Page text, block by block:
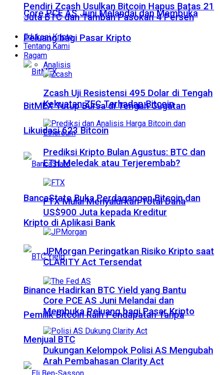
Core PCE AS Juni Melandai dan Membuka
Peluang bagi Pasar Kripto
BitMEX Tutup Bursa di Tengah Gugatan
Likuidasi 623 Bitcoin
BancaStato Buka Perdagangan Bitcoin dan
Kripto di Aplikasi Bank
Binance Hadirkan BTC Yield yang Bantu
Pemilik Bitcoin Raih Pendapatan Tanpa
Menjual BTC
Pendiri Zcash Usulkan Bitcoin Hapus Batas 21
Juta BTC dan Tambah Pasokan 4 Persen
Edukasi Kripto
Tentang Kami
Ragam
Analisis
Zcash Uji Resistensi 495 Dolar di Tengah
Kekuatan ZEC Terhadap Bitcoin
Prediksi Kripto Bulan Agustus: BTC dan
ETH Meledak atau Terjerembab?
FTX Mulai Menyalurkan Total Dana
US$900 Juta kepada Kreditur
JPMorgan Peringatkan Risiko Kripto saat
CLARITY Act Tersendat
Core PCE AS Juni Melandai dan
Membuka Peluang bagi Pasar Kripto
Dukungan Kelompok Polisi AS Mengubah
Arah Pembahasan Clarity Act